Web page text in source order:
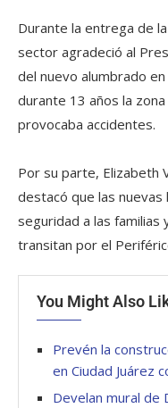
Durante la entrega de
sector agradeció al
del nuevo alumbrado
durante 13 años la
provocaba accidentes.
Por su parte, Elizabeth
destacó que las
seguridad a las
transitan por el
You Might Also
Prevén la
en Ciudad Juárez
Develan mural de